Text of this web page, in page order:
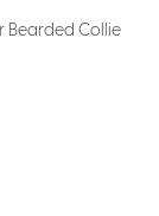
Bearded Collie